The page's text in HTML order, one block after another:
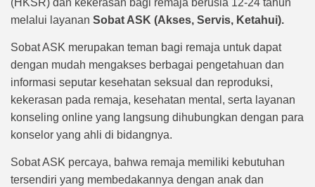
melalui layanan Sobat ASK (Akses, Servis, Ketahui).
Sobat ASK merupakan teman bagi remaja untuk dapat
dengan mudah mengakses berbagai pengetahuan dan
informasi seputar kesehatan seksual dan reproduksi,
kekerasan pada remaja, kesehatan mental, serta layanan
konseling online yang langsung dihubungkan dengan para
konselor yang ahli di bidangnya.
Sobat ASK percaya, bahwa remaja memiliki kebutuhan
tersendiri yang membedakannya dengan anak dan